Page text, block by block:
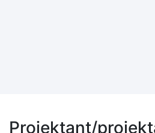
Projektant/